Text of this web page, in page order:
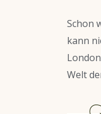
Schon
kann
Welt